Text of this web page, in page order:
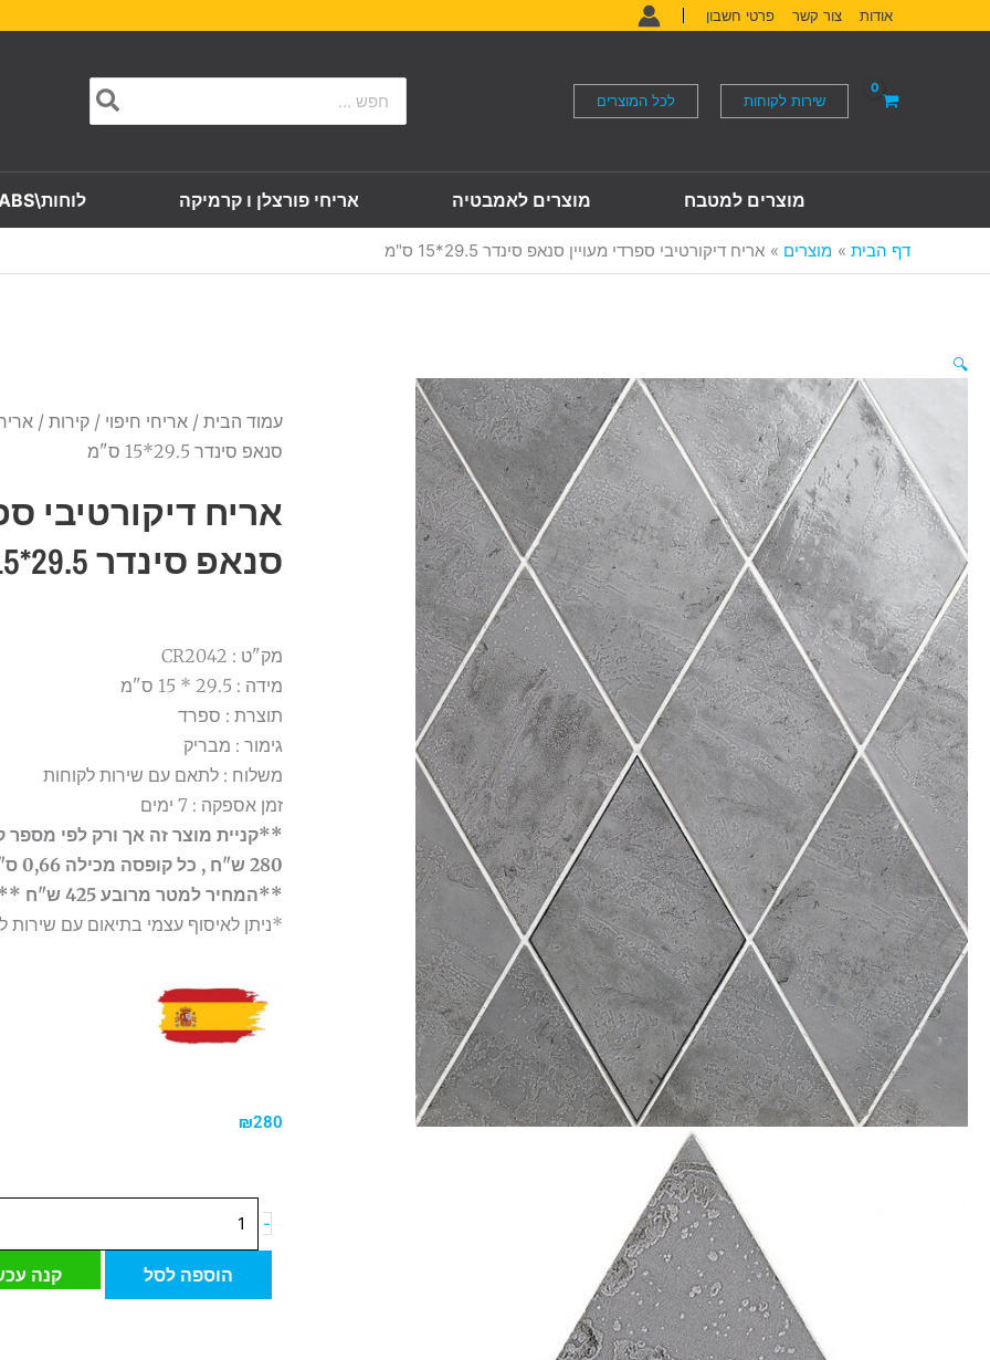
לתוכן
אודות צור קשר פרטי חשבון
שירות לקוחות לכל המוצרים
for:
מוצרים למטבח מוצרים לאמבטיה אריחי פורצלן ו קרמיקה לוחות\SLABS
דף הבית מוצרים אריח דיקורטיבי ספרדי מעויין סנאפ סינדר 29.5*15 ס"מ
🔍
עמוד הבית / אריחי חיפוי / קירות /
סנאפ סינדר 29.5*15 ס"מ
אריח דיקורטיבי
סנאפ סינדר 29.5*15 ס"מ
מק"ט : CR2042
מידה : 29.5 * 15 ס"מ
תוצרת : ספרד
גימור : מבריק
משלוח : לתאם עם שירות לקוחות
זמן אספקה : 7 ימים
**קניית מוצר זה אך ורק לפי
280 ש"ח , כל קופסה מכילה 0,66 ס"מ מרובע**
**המחיר למטר מרובע 425 ש"ח **
*ניתן לאיסוף עצמי בתיאום עם שירות
₪280
-
של
דיקורטיבי
הוספה לסל קנה